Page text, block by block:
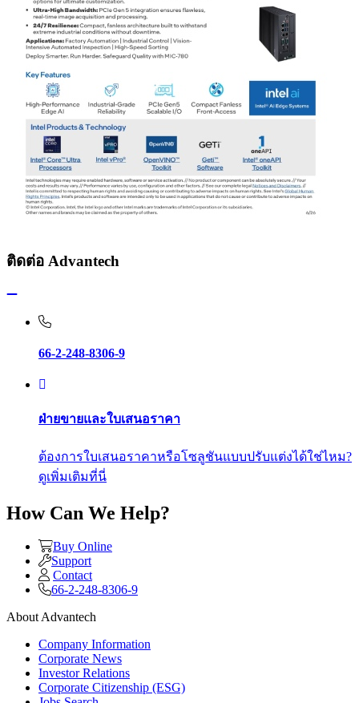
ติดต่อ Advantech
66-2-248-8306-9
ฝ่ายขายและใบเสนอราคา
ต้องการใบเสนอราคาหรือโซลูชันแบบปรับแต่งได้ใช่ไหม?
ดูเพิ่มเติมที่นี่
How Can We Help?
Buy Online
Support
Contact
66-2-248-8306-9
About Advantech
Company Information
Corporate News
Investor Relations
Corporate Citizenship (ESG)